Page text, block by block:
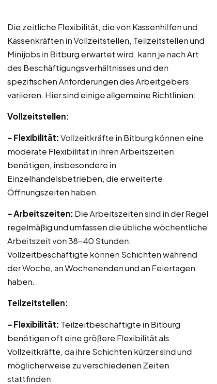
Die zeitliche Flexibilität, die von Kassenhilfen und
Kassenkräften in Vollzeitstellen, Teilzeitstellen und
Minijobs in Bitburg erwartet wird, kann je nach Art
des Beschäftigungsverhältnisses und den
spezifischen Anforderungen des Arbeitgebers
variieren. Hier sind einige allgemeine Richtlinien:
Vollzeitstellen:
– Flexibilität:Vollzeitkräfte in Bitburg können eine
moderate Flexibilität in ihren Arbeitszeiten
benötigen, insbesondere in
Einzelhandelsbetrieben, die erweiterte
Öffnungszeiten haben.
– Arbeitszeiten: Die Arbeitszeiten sind in der Regel
regelmäßig und umfassen die übliche wöchentliche
Arbeitszeit von 38-40 Stunden.
Vollzeitbeschäftigte können Schichten während
der Woche, an Wochenenden und an Feiertagen
haben.
Teilzeitstellen:
– Flexibilität: Teilzeitbeschäftigte in Bitburg
benötigen oft eine größere Flexibilität als
Vollzeitkräfte, da ihre Schichten kürzer sind und
möglicherweise zu verschiedenen Zeiten
stattfinden.